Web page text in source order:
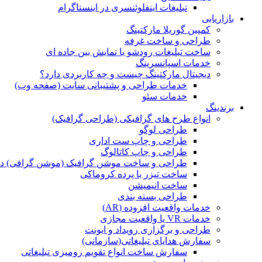
تبلیغات اینفلوئنسری در اینستاگرام
بازاریابی
کمپین گوریلا مارکتینگ
طراحی و ساخت غرفه
ساخت تبلیغات رودشو یا نمایش بین جاده ای
خدمات اسپانسرینگ
دیجیتال مارکتینگ چیست و چه کاربردی دارد؟
خدمات طراحی و پشتیبانی سایت (صفحه وب)
خدمات سئو
برندینگ
انواع طرح های گرافیکی (طراحی گرافیک)
طراحی لوگو
طراحی و چاپ ست اداری
طراحی و چاپ کاتالوگ
طراحی و ساخت موشن گرافیک (موشن گرافی)
ساخت تیزر با پرده کروماکی
ساخت انیمیشن
طراحی بسته بندی
خدمات واقعیت افزوده (AR)
خدمات VR یا واقعیت مجازی
طراحی و برگزاری رویداد و ایونت
سفارش هدایای تبلیغاتی(سازمانی)
سفارش ساخت انواع تقویم رومیزی تبلیغاتی